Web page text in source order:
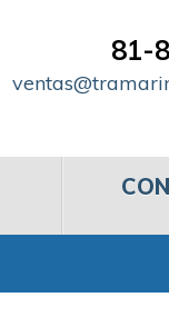
81-